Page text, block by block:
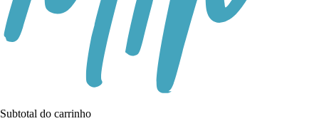
Subtotal do carrinho